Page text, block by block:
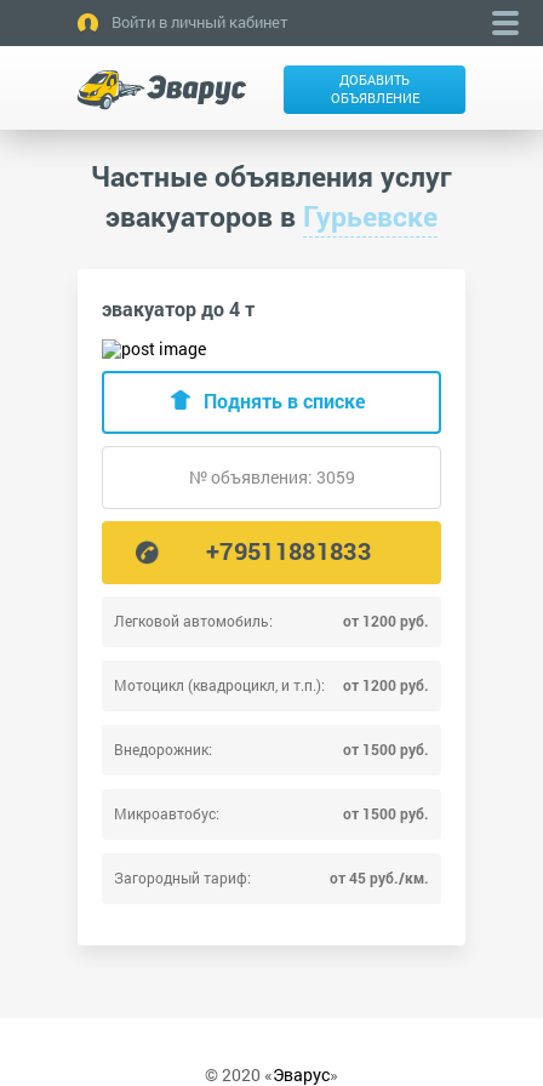
Войти в личный кабинет
ДОБАВИТЬ
ОБЪЯВЛЕНИЕ
Частные объявления услуг
эвакуаторов в Гурьевске
эвакуатор до 4 т
Легковой автомобиль: от 1200 руб.
Мотоцикл (квадроцикл, и т.п.): от 1200 руб.
Внедорожник: от 1500 руб.
Микроавтобус: от 1500 руб.
Загородный тариф: от 45 руб./км.
Поднять в списке
№ объявления: 3059
+79511881833
© 2020 «Эварус»